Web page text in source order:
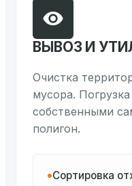
ВЫВОЗ И
Очистка
мусора.
собственными
полигон.
Сортировка